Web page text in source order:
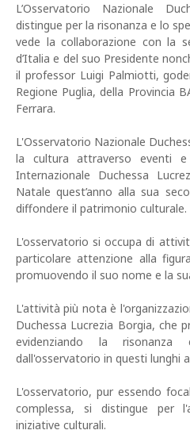
L’Osservatorio Nazionale
distingue per la risonanza e lo
vede la collaborazione con la
d’Italia e del suo Presidente
il professor Luigi Palmiotti,
Regione Puglia, della Provincia
Ferrara.
L'Osservatorio Nazionale
la cultura attraverso eventi
Internazionale Duchessa
Natale quest’anno alla sua
diffondere il patrimonio culturale.
L'osservatorio si occupa di
particolare attenzione alla
promuovendo il suo nome e la
L'attività più nota è
Duchessa Lucrezia Borgia, che
evidenziando la
dall'osservatorio in questi lunghi
L'osservatorio, pur essendo
complessa, si distingue per
iniziative culturali.